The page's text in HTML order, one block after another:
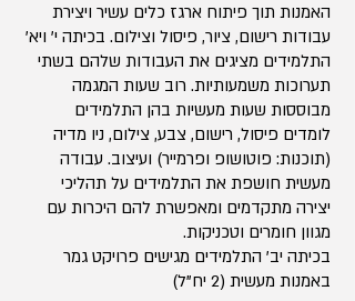
האמנות תוך פיתוח ארגז כלים עשיר ויצירת
עבודות רישום, ציור, פיסול וצילום. בכיתה י' ויא'
התלמידים מציגים את העבודות שלהם בשתי
תערוכות משמעותיות. רוב שעות המגמה
מבוססות שעות מעשיות בהן התלמידים
לומדים פיסול, רישום, צבע, צילום, ניו מדיה
(תוכנות: פוטושופ ופרמייר) ועיצוב. עבודה
מעשית חושפת את התלמידים על תהליכי
יצירה מתקדמים ומאפשרת להם היכרות עם
מגוון חומרים וטכניקות.
בכיתה יב' התלמידים מגישים פרויקט גמר
באמנות מעשית (2 יח"ל)